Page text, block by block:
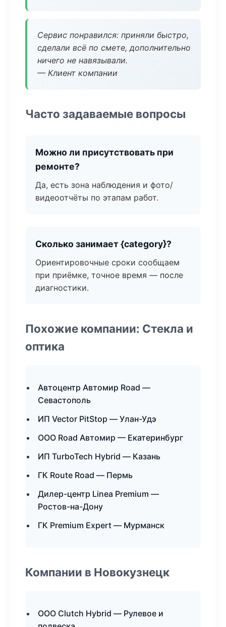
Сервис понравился: приняли быстро,
сделали всё по смете, дополнительно
ничего не навязывали.
— Клиент компании
Часто задаваемые вопросы
Можно ли присутствовать при
ремонте?
Да, есть зона наблюдения и фото/
видеоотчёты по этапам работ.
Сколько занимает {category}?
Ориентировочные сроки сообщаем
при приёмке, точное время — после
диагностики.
Похожие компании: Стекла и
оптика
Автоцентр Автомир Road —
Севастополь
ИП Vector PitStop — Улан-Удэ
ООО Road Автомир — Екатеринбург
ИП TurboTech Hybrid — Казань
ГК Route Road — Пермь
Дилер-центр Linea Premium —
Ростов-на-Дону
ГК Premium Expert — Мурманск
Компании в Новокузнецк
ООО Clutch Hybrid — Рулевое и